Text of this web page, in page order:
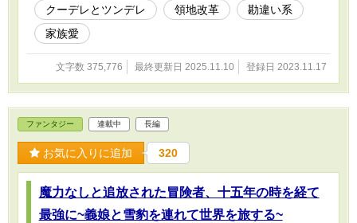
クーデレとツンデレ
領地改革
勘違い系
家族愛
文字数 375,776 最終更新日 2025.11.10 登録日 2023.11.17
ファンタジー 連載中 長編
お気に入りに追加 320
魔力なしと追放された冒険者、十五年の時を経て
最強に~義娘と雪豹を連れて世界を旅する~